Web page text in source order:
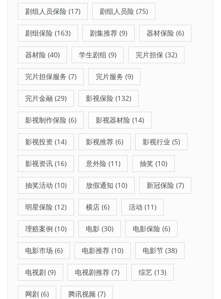
剧组人员保险 (17) 剧组人员险 (75)
剧组保险 (163) 剧集推荐 (9) 器材保险 (6)
器材险 (40) 学生剧组 (9) 完片担保 (32)
完片担保服务 (7) 完片服务 (9)
完片金融 (29) 影视保险 (132)
影视制作保险 (6) 影视器材险 (14)
影视投资 (14) 影视推荐 (6) 影视行业 (5)
影视资讯 (16) 意外险 (11) 抽奖 (10)
抽奖活动 (10) 放假通知 (10) 新冠保险 (7)
明星保险 (12) 横店 (6) 活动 (11)
理赔案例 (10) 电影 (30) 电影保险 (6)
电影市场 (6) 电影推荐 (10) 电影节 (38)
电视剧 (9) 电视剧推荐 (7) 综艺 (13)
网剧 (6) 腾讯视频 (7)